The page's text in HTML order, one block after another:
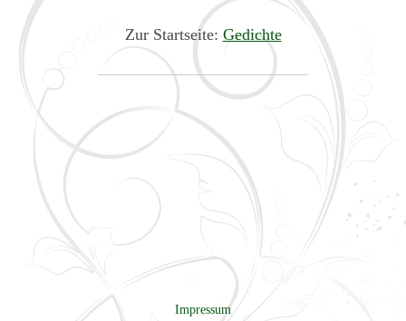
Zur Startseite: Gedichte
Impressum